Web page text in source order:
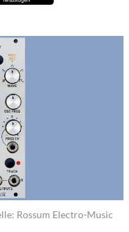
Rossum Electro-Music